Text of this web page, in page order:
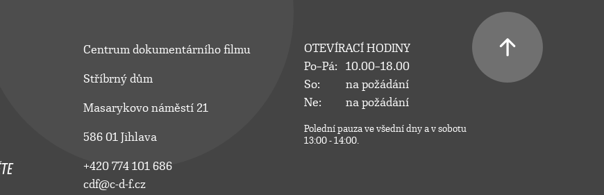
Centrum dokumentárního filmu
Stříbrný dům
Masarykovo náměstí 21
586 01 Jihlava
+420 774 101 686
cdf@c-d-f.cz
OTEVÍRACÍ HODINY
Po–Pá:
10.00–18.00
So:
na požádání
Ne:
na požádání
Polední pauza ve všední dny a v sobotu
13:00 - 14:00.